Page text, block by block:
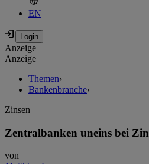
EN
Anzeige
Anzeige
Themen›
Bankenbranche›
Zinsen
Zentralbanken uneins bei
von